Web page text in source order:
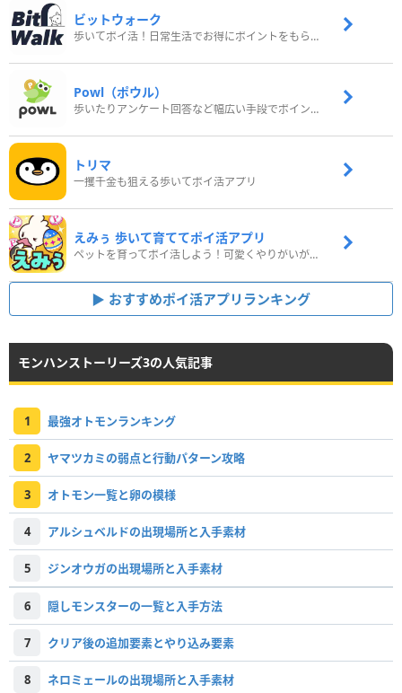
ビットウォーク
歩いてポイ活！日常生活でお得にポイントをもらおう
Powl（ポウル）
歩いたりアンケート回答など幅広い手段でポイントをゲット
トリマ
一攫千金も狙える歩いてポイ活アプリ
えみぅ 歩いて育ててポイ活アプリ
ペットを育ってポイ活しよう！可愛くやりがいがある新感覚アプリ
おすすめポイ活アプリランキング
モンハンストーリーズ3の人気記事
1 最強オトモンランキング
2 ヤマツカミの弱点と行動パターン攻略
3 オトモン一覧と卵の模様
4 アルシュベルドの出現場所と入手素材
5 ジンオウガの出現場所と入手素材
6 隠しモンスターの一覧と入手方法
7 クリア後の追加要素とやり込み要素
8 ネロミェールの出現場所と入手素材